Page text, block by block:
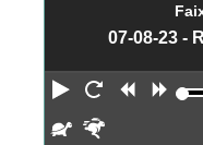
07-08-23 -
Reproduzir
Reiniciar
Devagar